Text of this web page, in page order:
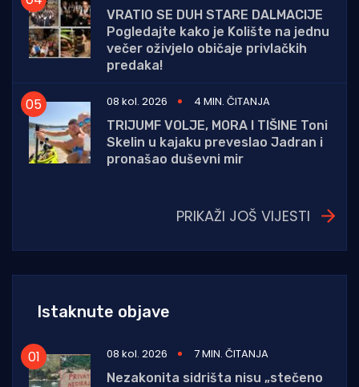
VRATIO SE DUH STARE DALMACIJE
Pogledajte kako je Kolište na jednu
večer oživjelo običaje privlačkih
predaka!
08 kol. 2026
4 MIN. ČITANJA
TRIJUMF VOLJE, MORA I TIŠINE Toni
Skelin u kajaku preveslao Jadran i
pronašao duševni mir
PRIKAŽI JOŠ VIJESTI
Istaknute objave
08 kol. 2026
7 MIN. ČITANJA
Nezakonita sidrišta nisu „stečeno